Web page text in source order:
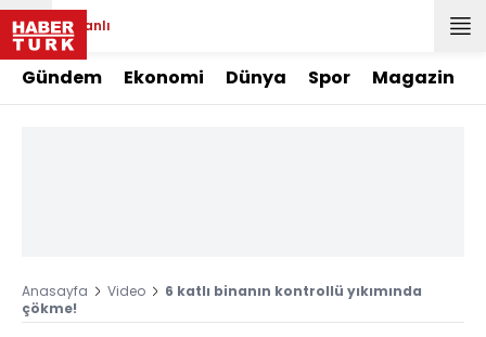
Canlı
Gündem Ekonomi Dünya Spor Magazin
Anasayfa Video
6 katlı binanın kontrollü yıkımında
çökme!